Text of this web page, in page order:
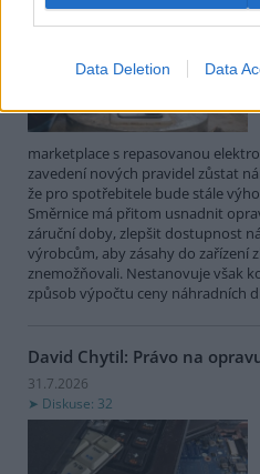
Data Deletion Data
1.8.2026
marketplace s repasovanou
zavedení nových pravidel zůstat
že pro spotřebitele bude stále
Směrnice má přitom usnadnit
záruční doby, zlepšit dostupnost
výrobcům, aby zásahy do zařízení
znemožňovali. Nestanovuje však
způsob výpočtu ceny náhradních
David Chytil: Právo na
31.7.2026
Diskuse: 32